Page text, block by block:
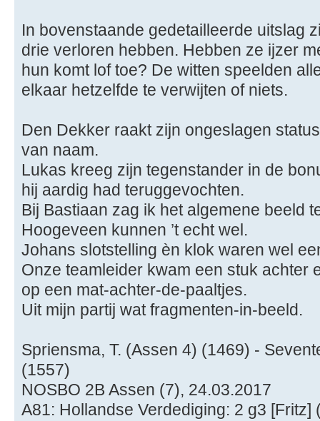
In bovenstaande gedetailleerde uitslag
drie verloren hebben. Hebben ze ijzer
hun komt lof toe? De witten speelden
elkaar hetzelfde te verwijten of niets.
Den Dekker raakt zijn ongeslagen
van naam.
Lukas kreeg zijn tegenstander in de
hij aardig had teruggevochten.
Bij Bastiaan zag ik het algemene beeld
Hoogeveen kunnen ’t echt wel.
Johans slotstelling èn klok waren wel
Onze teamleider kwam een stuk achter
op een mat-achter-de-paaltjes.
Uit mijn partij wat fragmenten-in-beeld.
Spriensma, T. (Assen 4) (1469) -
(1557)
NOSBO 2B Assen (7), 24.03.2017
A81: Hollandse Verdediging: 2 g3 [Fritz]